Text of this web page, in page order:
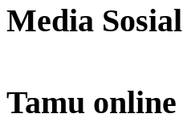
Media Sosial
Tamu online